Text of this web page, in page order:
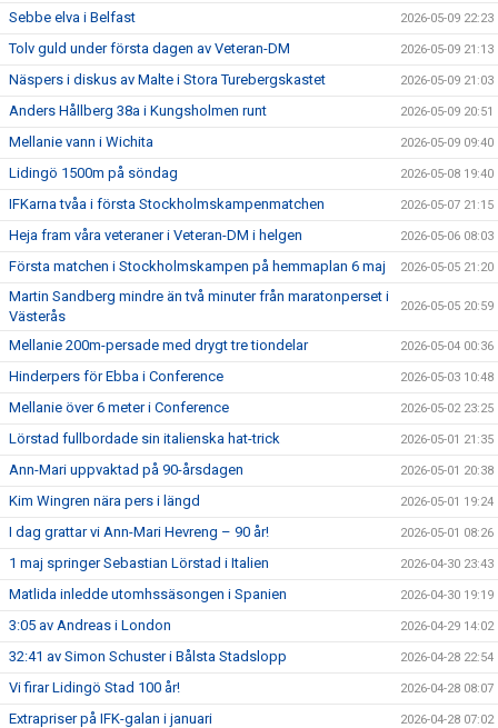
Sebbe elva i Belfast 2026-05-09 22:23
Tolv guld under första dagen av Veteran-DM 2026-05-09 21:13
Näspers i diskus av Malte i Stora Turebergskastet 2026-05-09 21:03
Anders Hållberg 38a i Kungsholmen runt 2026-05-09 20:51
Mellanie vann i Wichita 2026-05-09 09:40
Lidingö 1500m på söndag 2026-05-08 19:40
IFKarna tvåa i första Stockholmskampenmatchen 2026-05-07 21:15
Heja fram våra veteraner i Veteran-DM i helgen 2026-05-06 08:03
Första matchen i Stockholmskampen på hemmaplan 6 maj 2026-05-05 21:20
Martin Sandberg mindre än två minuter från maratonperset i
Västerås
2026-05-05 20:59
Mellanie 200m-persade med drygt tre tiondelar 2026-05-04 00:36
Hinderpers för Ebba i Conference 2026-05-03 10:48
Mellanie över 6 meter i Conference 2026-05-02 23:25
Lörstad fullbordade sin italienska hat-trick 2026-05-01 21:35
Ann-Mari uppvaktad på 90-årsdagen 2026-05-01 20:38
Kim Wingren nära pers i längd 2026-05-01 19:24
I dag grattar vi Ann-Mari Hevreng – 90 år! 2026-05-01 08:26
1 maj springer Sebastian Lörstad i Italien 2026-04-30 23:43
Matlida inledde utomhssäsongen i Spanien 2026-04-30 19:19
3:05 av Andreas i London 2026-04-29 14:02
32:41 av Simon Schuster i Bålsta Stadslopp 2026-04-28 22:54
Vi firar Lidingö Stad 100 år! 2026-04-28 08:07
Extrapriser på IFK-galan i januari 2026-04-28 07:02